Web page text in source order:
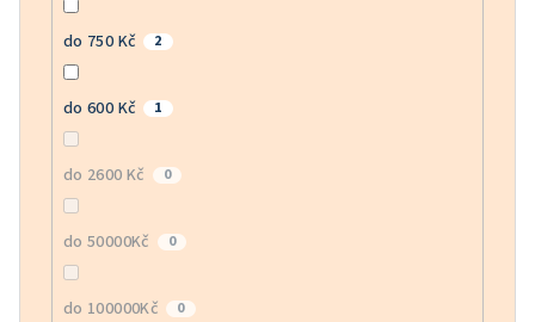
do 750 Kč 2
do 600 Kč 1
do 2600 Kč 0
do 50000Kč 0
do 100000Kč 0